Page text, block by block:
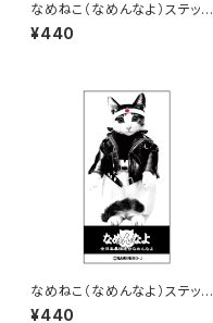
なめねこ（なめんなよ）ステッカ
ー A-1
¥440
なめねこ（なめんなよ）ステッカ
ー B-15
¥440